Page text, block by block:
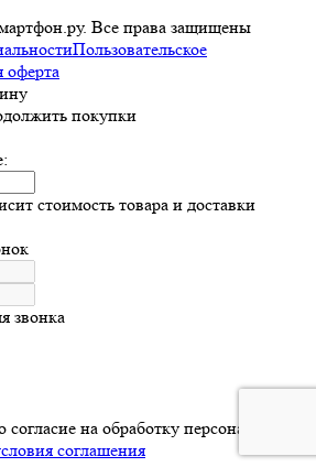
Все права защищены
Пользовательское
оферта
покупки
стоимость товара и доставки
звонка
на обработку персональных
соглашения